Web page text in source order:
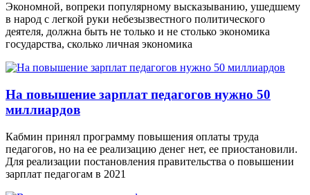
Экономной, вопреки популярному высказыванию, ушедшему
в народ с легкой руки небезызвестного политического
деятеля, должна быть не только и не столько экономика
государства, сколько личная экономика
На повышение зарплат педагогов нужно 50
миллиардов
Кабмин принял программу повышения оплаты труда
педагогов, но на ее реализацию денег нет, ее приостановили.
Для реализации постановления правительства о повышении
зарплат педагогам в 2021